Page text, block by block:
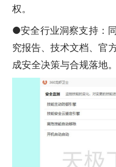
权。
●安全行业洞察支持：
究报告、技术文档、官
成安全决策与合规落地。